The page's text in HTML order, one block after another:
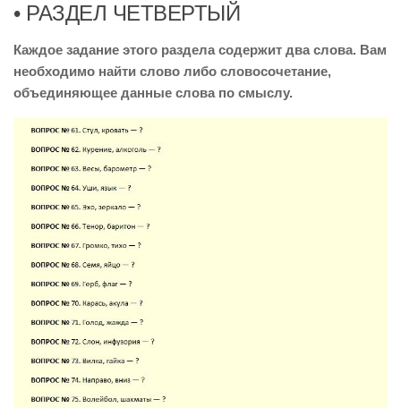
• РАЗДЕЛ ЧЕТВЕРТЫЙ
Каждое задание этого раздела содержит два слова. Вам
необходимо найти слово либо словосочетание,
объединяющее данные слова по смыслу.